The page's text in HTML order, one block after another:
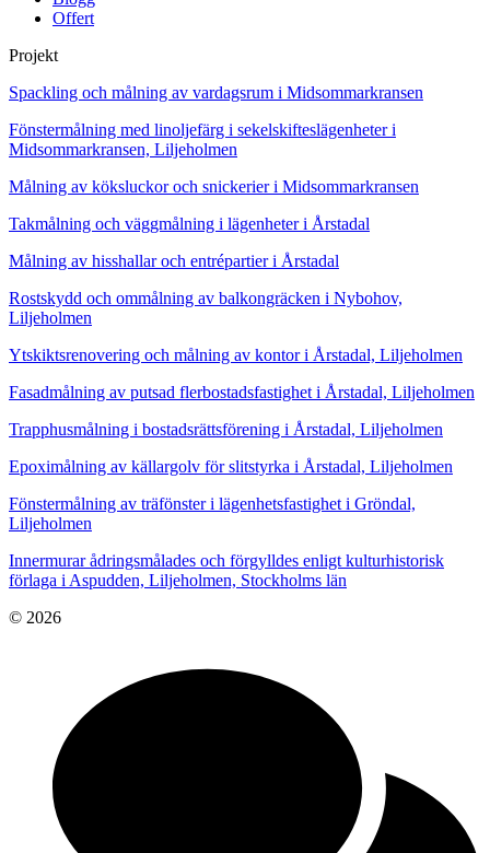
Offert
Projekt
Spackling och målning av vardagsrum i Midsommarkransen
Fönstermålning med linoljefärg i sekelskifteslägenheter i
Midsommarkransen, Liljeholmen
Målning av köksluckor och snickerier i Midsommarkransen
Takmålning och väggmålning i lägenheter i Årstadal
Målning av hisshallar och entrépartier i Årstadal
Rostskydd och ommålning av balkongräcken i Nybohov,
Liljeholmen
Ytskiktsrenovering och målning av kontor i Årstadal, Liljeholmen
Fasadmålning av putsad flerbostadsfastighet i Årstadal, Liljeholmen
Trapphusmålning i bostadsrättsförening i Årstadal, Liljeholmen
Epoximålning av källargolv för slitstyrka i Årstadal, Liljeholmen
Fönstermålning av träfönster i lägenhetsfastighet i Gröndal,
Liljeholmen
Innermurar ådringsmålades och förgylldes enligt kulturhistorisk
förlaga i Aspudden, Liljeholmen, Stockholms län
© 2026